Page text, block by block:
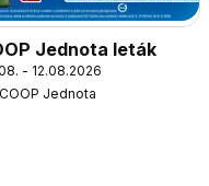
Jednota leták
- 12.08.2026
COOP Jednota